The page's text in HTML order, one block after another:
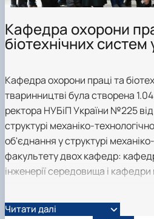
Науковий
Кафедра охорони
біотехнічних систем
Кафедра охорони праці та
тваринництві була створена
ректора НУБіП України №225
структурі механіко-
об'єднання у структурі
факультету двох кафедр:
інженерії середовища і
Читати далі